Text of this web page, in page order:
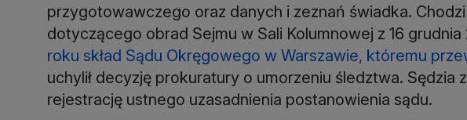
przygotowawczego oraz danych i zeznań świadka.
dotyczącego obrad Sejmu w Sali Kolumnowej z 16 grudnia
roku skład Sądu Okręgowego w Warszawie, któremu
uchylił decyzję prokuratury o umorzeniu śledztwa. Sędzia
rejestrację ustnego uzasadnienia postanowienia sądu.